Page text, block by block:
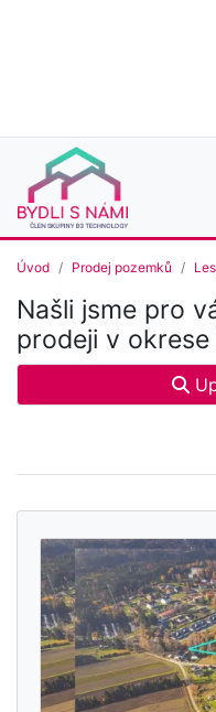
Úvod Prodej pozemků
Našli jsme pro
prodeji v